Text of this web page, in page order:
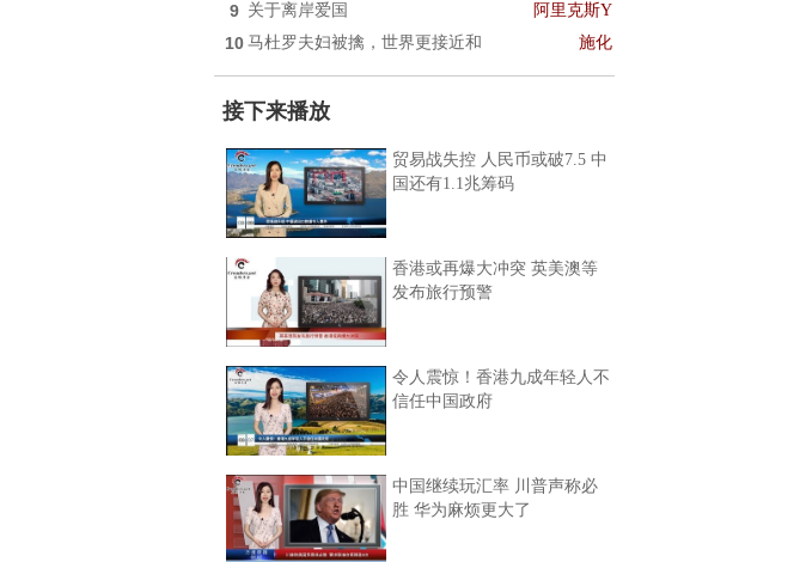
9 关于离岸爱国 阿里克斯Y
10 马杜罗夫妇被擒，世界更接近和 施化
接下来播放
贸易战失控 人民币或破7.5 中
国还有1.1兆筹码
香港或再爆大冲突 英美澳等
发布旅行预警
令人震惊！香港九成年轻人不
信任中国政府
中国继续玩汇率 川普声称必
胜 华为麻烦更大了